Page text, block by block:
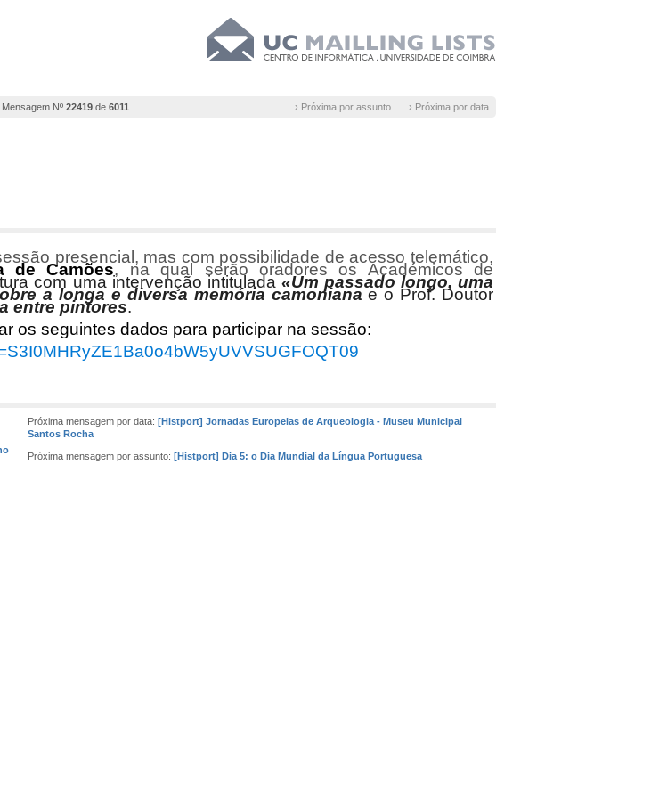
Mensagem Nº 22419de 6011 › Próxima por assunto › Próxima por data
presencial, mas com possibilidade de acesso telemático,
de Camões, na qual serão oradores os Académicos de
com uma intervenção intitulada «Um passado longo, uma
a longa e diversa memória camonianae o­ Prof. Doutor
entre pintores.
os seguintes dados para participar na sessão:
Próxima mensagem por data: [Histport] Jornadas Europeias de Arqueologia - Museu Municipal
Santos Rocha
Próxima mensagem por assunto: [Histport] Dia 5: o Dia Mundial da Língua Portuguesa